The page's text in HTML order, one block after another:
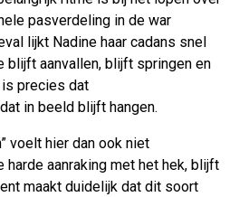
pasverdeling in de war
lijkt Nadine haar cadans snel
blijft aanvallen, blijft springen en
precies dat
in beeld blijft hangen.
voelt hier dan ook niet
harde aanraking met het hek, blijft
maakt duidelijk dat dit soort